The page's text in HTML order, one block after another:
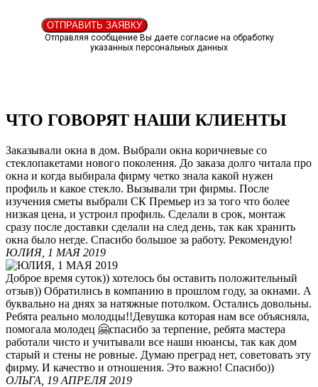
ОТПРАВИТЬ ЗАЯВКУ
Отправляя сообщение Вы даете согласие на обработку
указанных персональных данных
ЧТО ГОВОРЯТ НАШИ КЛИЕНТЫ
Заказывали окна в дом. Выбрали окна коричневые со
стеклопакетами нового поколения. До заказа долго читала про
окна и когда выбирала фирму четко знала какой нужен
профиль и какое стекло. Вызывали три фирмы. После
изучения сметы выбрали СК Премьер из за того что более
низкая цена, и устроил профиль. Сделали в срок, монтаж
сразу после доставки сделали на след день, так как хранить
окна было негде. Спасибо большое за работу. Рекомендую!
ЮЛИЯ, 1 МАЯ 2019
Доброе время суток)) хотелось бы оставить положительный
отзыв)) Обратились в компанию в прошлом году, за окнами. А
буквально на днях за натяжные потолком. Остались довольны.
Ребята реально молодцы!!Девушка которая нам все объясняла,
помогала молодец 🤗спасибо за терпение, ребята мастера
работали чисто и учитывали все наши нюансы, так как дом
старый и стены не ровные. Думаю преград нет, советовать эту
фирму. И качество и отношения. Это важно! Спасибо))
ОЛЬГА, 19 АПРЕЛЯ 2019